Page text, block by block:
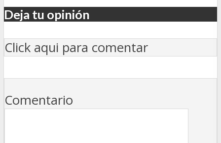
Deja tu opinión
Click aqui para comentar
Comentario